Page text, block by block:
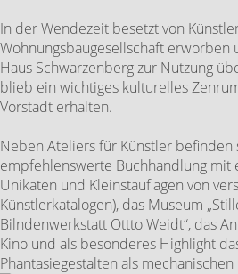
In der Wendezeit besetzt von
Wohnungsbaugesellschaft erworben
Haus Schwarzenberg zur Nutzung
blieb ein wichtiges kulturelles
Vorstadt erhalten.
Neben Ateliers für Künstler
empfehlenswerte Buchhandlung mit
Unikaten und Kleinstauflagen von
Künstlerkatalogen), das Museum
Bilndenwerkstatt Ottto Weidt“, das
Kino und als besonderes Highlight
Phantasiegestalten als